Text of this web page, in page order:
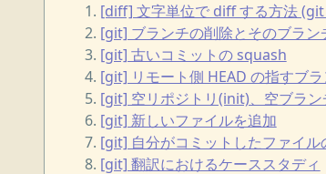
[diff] 文字単位で diff する方法
[git] ブランチの削除とそのブラ
[git] 古いコミットの squash
[git] リモート側 HEAD の指すブ
[git] 空リポジトリ(init)、空ブラ
[git] 新しいファイルを追加
[git] 自分がコミットしたファイル
[git] 翻訳におけるケーススタディ